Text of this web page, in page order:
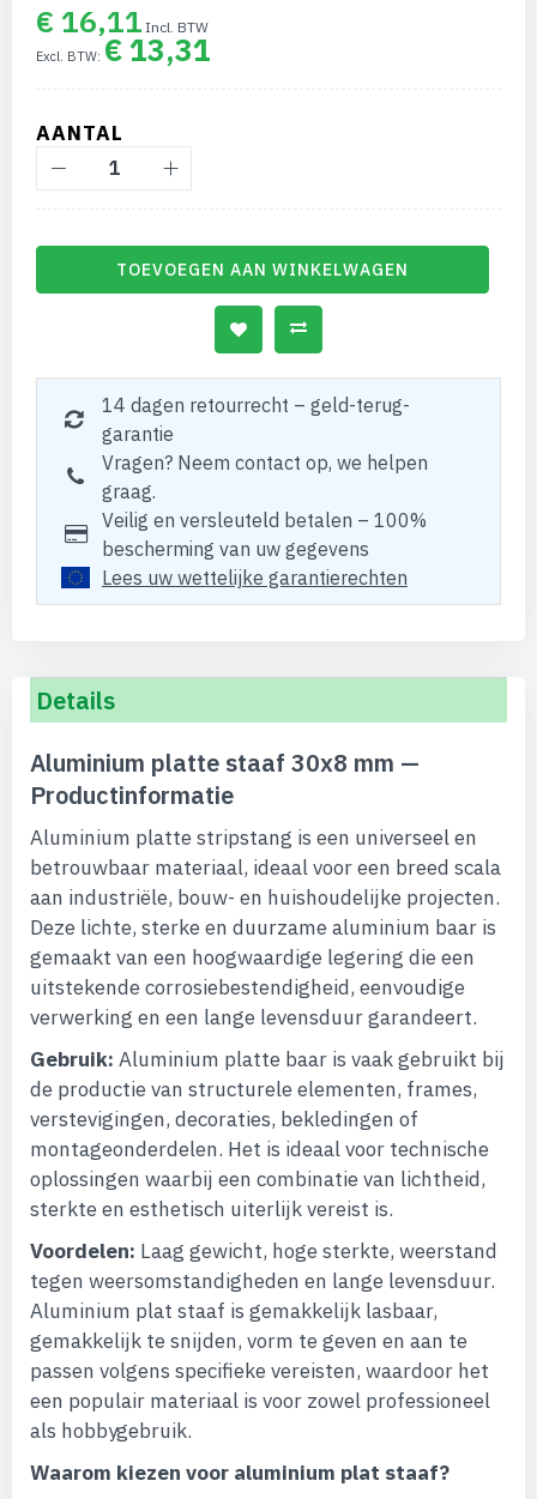
€ 16,11
€ 13,31
AANTAL
TOEVOEGEN AAN WINKELWAGEN
14 dagen retourrecht – geld-terug-
garantie
Vragen? Neem contact op, we helpen
graag.
Veilig en versleuteld betalen – 100%
bescherming van uw gegevens
Lees uw wettelijke garantierechten
Details
Aluminium platte staaf 30x8 mm —
Productinformatie
Aluminium platte stripstang is een universeel en
betrouwbaar materiaal, ideaal voor een breed scala
aan industriële, bouw- en huishoudelijke projecten.
Deze lichte, sterke en duurzame aluminium baar is
gemaakt van een hoogwaardige legering die een
uitstekende corrosiebestendigheid, eenvoudige
verwerking en een lange levensduur garandeert.
Gebruik: Aluminium platte baar is vaak gebruikt bij
de productie van structurele elementen, frames,
verstevigingen, decoraties, bekledingen of
montageonderdelen. Het is ideaal voor technische
oplossingen waarbij een combinatie van lichtheid,
sterkte en esthetisch uiterlijk vereist is.
Voordelen: Laag gewicht, hoge sterkte, weerstand
tegen weersomstandigheden en lange levensduur.
Aluminium plat staaf is gemakkelijk lasbaar,
gemakkelijk te snijden, vorm te geven en aan te
passen volgens specifieke vereisten, waardoor het
een populair materiaal is voor zowel professioneel
als hobbygebruik.
Waarom kiezen voor aluminium plat staaf?